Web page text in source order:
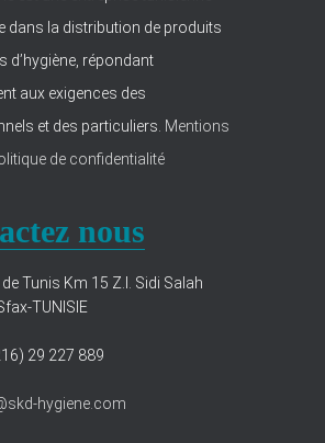
dans la distribution de produits
d’hygiène, répondant
aux exigences des
et des particuliers. Mentions
de confidentialité
nous
de Tunis Km 15 Z.I. Sidi Salah
TUNISIE
29 227 889
hygiene.com